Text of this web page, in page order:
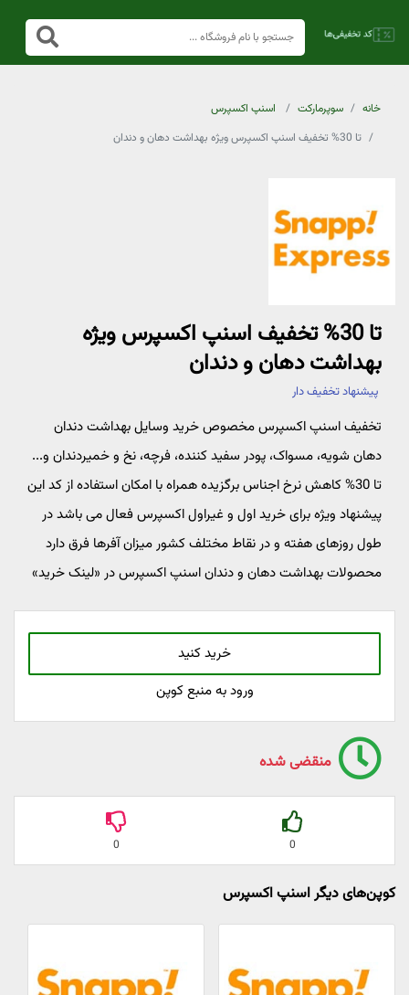
خانه سوپرمارکت
اسنپ اکسپرس
تا 30% تخفیف اسنپ اکسپرس ویژه بهداشت دهان و دندان
تا 30% تخفیف اسنپ اکسپرس ویژه
بهداشت دهان و دندان
پیشنهاد تخفیف دار
تخفیف اسنپ اکسپرس مخصوص خرید وسایل بهداشت دندان
دهان شویه، مسواک، پودر سفید کننده، فرچه، نخ و خمیردندان و...
تا 30% کاهش نرخ اجناس برگزیده همراه با امکان استفاده از کد این
پیشنهاد ویژه برای خرید اول و غیراول اکسپرس فعال می باشد در
طول روزهای هفته و در نقاط مختلف کشور میزان آفرها فرق دارد
محصولات بهداشت دهان و دندان اسنپ اکسپرس در «لینک خرید»
خرید کنید
ورود به منبع کوپن
منقضی شده
0
0
کوپن‌های دیگر اسنپ اکسپرس